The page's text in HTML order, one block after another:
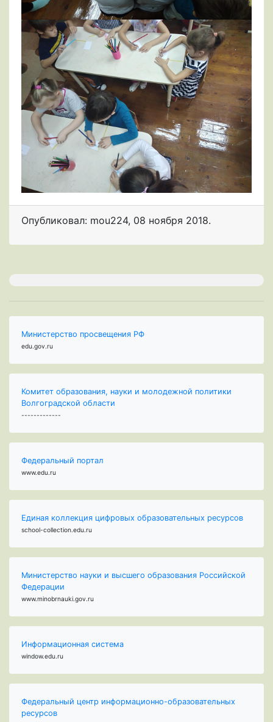
Опубликовал: mou224, 08 ноября 2018.
Министерство просвещения РФ
edu.gov.ru
Комитет образования, науки и молодежной политики
Волгоградской области
-------------
Федеральный портал
www.edu.ru
Единая коллекция цифровых образовательных ресурсов
school-collection.edu.ru
Министерство науки и высшего образования Российской
Федерации
www.minobrnauki.gov.ru
Информационная система
window.edu.ru
Федеральный центр информационно-образовательных
ресурсов